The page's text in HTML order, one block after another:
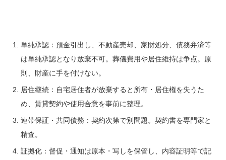
単純承認：預金引出し、不動産売却、家財処分、債務弁済等
は単純承認となり放棄不可。葬儀費用や居住維持は争点。原
則、財産に手を付けない。
居住継続：自宅居住者が放棄すると所有・居住権を失うた
め、賃貸契約や使用合意を事前に整理。
連帯保証・共同債務：契約次第で別問題。契約書を専門家と
精査。
証拠化：督促・通知は原本・写しを保管し、内容証明等で記